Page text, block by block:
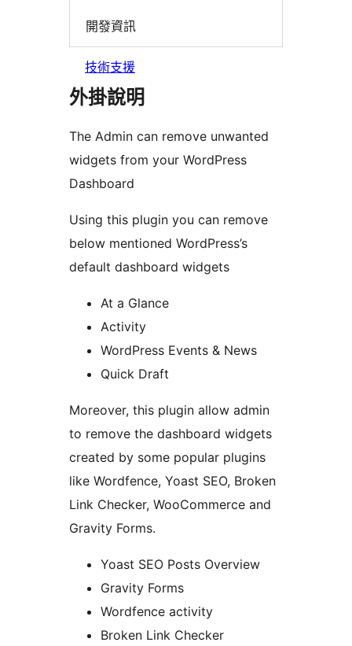
開發資訊
技術支援
外掛說明
The Admin can remove unwanted
widgets from your WordPress
Dashboard
Using this plugin you can remove
below mentioned WordPress’s
default dashboard widgets
At a Glance
Activity
WordPress Events & News
Quick Draft
Moreover, this plugin allow admin
to remove the dashboard widgets
created by some popular plugins
like Wordfence, Yoast SEO, Broken
Link Checker, WooCommerce and
Gravity Forms.
Yoast SEO Posts Overview
Gravity Forms
Wordfence activity
Broken Link Checker